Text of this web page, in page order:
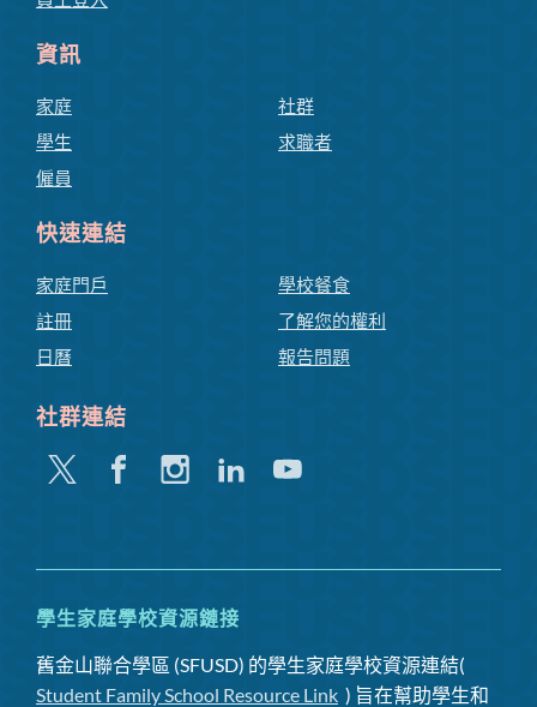
資訊
家庭
學生
僱員
社群
求職者
快速連結
家庭門戶
註冊
日曆
學校餐食
了解您的權利
報告問題
社群連結
嘰
FacebookInstagram
領
Youtube
學生家庭學校資源鏈接
舊金山聯合學區 (SFUSD) 的學生家庭學校資源連結(
Student Family School Resource Link ) 旨在幫助學生和